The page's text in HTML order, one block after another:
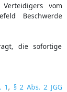
vom
Beschwerde
die sofortige
1 , § 2 Abs. 2 JGG